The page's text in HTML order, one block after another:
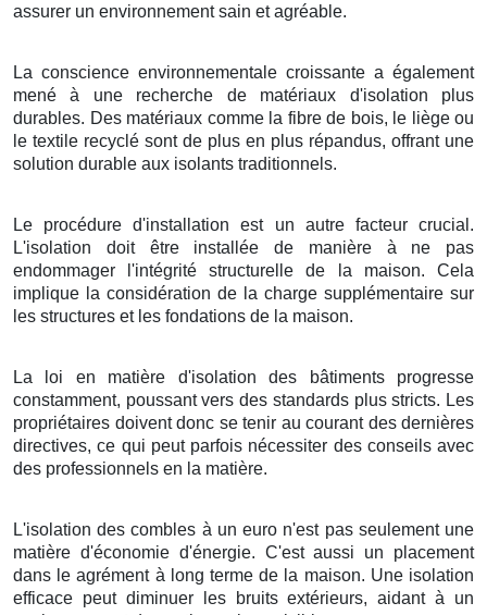
assurer un environnement sain et agréable.
La conscience environnementale croissante a également
mené à une recherche de matériaux d'isolation plus
durables. Des matériaux comme la fibre de bois, le liège ou
le textile recyclé sont de plus en plus répandus, offrant une
solution durable aux isolants traditionnels.
Le procédure d'installation est un autre facteur crucial.
L'isolation doit être installée de manière à ne pas
endommager l'intégrité structurelle de la maison. Cela
implique la considération de la charge supplémentaire sur
les structures et les fondations de la maison.
La loi en matière d'isolation des bâtiments progresse
constamment, poussant vers des standards plus stricts. Les
propriétaires doivent donc se tenir au courant des dernières
directives, ce qui peut parfois nécessiter des conseils avec
des professionnels en la matière.
L'isolation des combles à un euro n'est pas seulement une
matière d'économie d'énergie. C'est aussi un placement
dans le agrément à long terme de la maison. Une isolation
efficace peut diminuer les bruits extérieurs, aidant à un